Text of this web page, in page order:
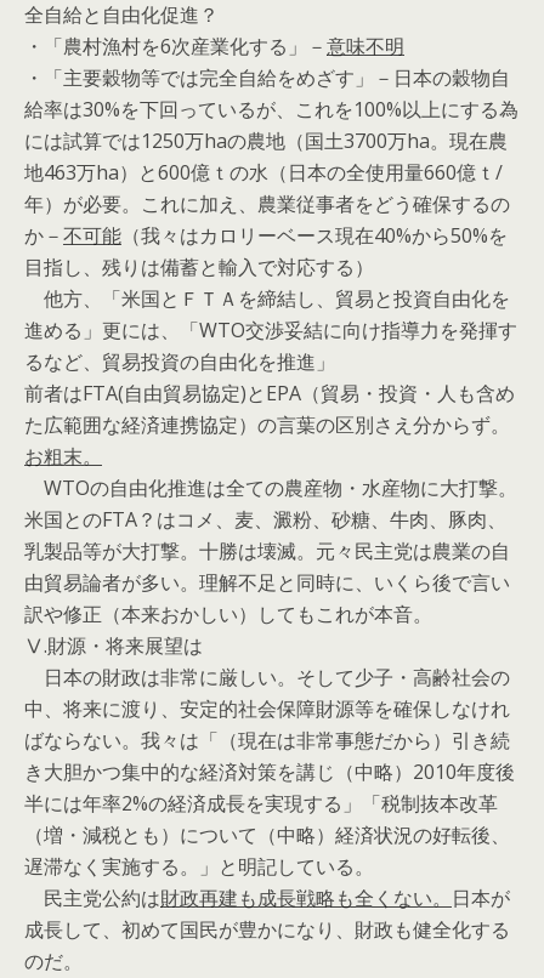
全自給と自由化促進？
・「農村漁村を6次産業化する」－意味不明
・「主要穀物等では完全自給をめざす」－日本の穀物自
給率は30%を下回っているが、これを100%以上にする為
には試算では1250万haの農地（国土3700万ha。現在農
地463万ha）と600億ｔの水（日本の全使用量660億ｔ/
年）が必要。これに加え、農業従事者をどう確保するの
か－不可能 （我々はカロリーベース現在40%から50%を
目指し、残りは備蓄と輸入で対応する）
他方、「米国とＦＴＡを締結し、貿易と投資自由化を
進める」更には、「WTO交渉妥結に向け指導力を発揮す
るなど、貿易投資の自由化を推進」
前者はFTA(自由貿易協定)とEPA（貿易・投資・人も含め
た広範囲な経済連携協定）の言葉の区別さえ分からず。
お粗末。
WTOの自由化推進は全ての農産物・水産物に大打撃。
米国とのFTA？はコメ、麦、澱粉、砂糖、牛肉、豚肉、
乳製品等が大打撃。十勝は壊滅。元々民主党は農業の自
由貿易論者が多い。理解不足と同時に、いくら後で言い
訳や修正（本来おかしい）してもこれが本音。
Ⅴ.財源・将来展望は
日本の財政は非常に厳しい。そして少子・高齢社会の
中、将来に渡り、安定的社会保障財源等を確保しなけれ
ばならない。我々は「（現在は非常事態だから）引き続
き大胆かつ集中的な経済対策を講じ（中略）2010年度後
半には年率2%の経済成長を実現する」「税制抜本改革
（増・減税とも）について（中略）経済状況の好転後、
遅滞なく実施する。」と明記している。
民主党公約は財政再建も成長戦略も全くない。 日本が
成長して、初めて国民が豊かになり、財政も健全化する
のだ。